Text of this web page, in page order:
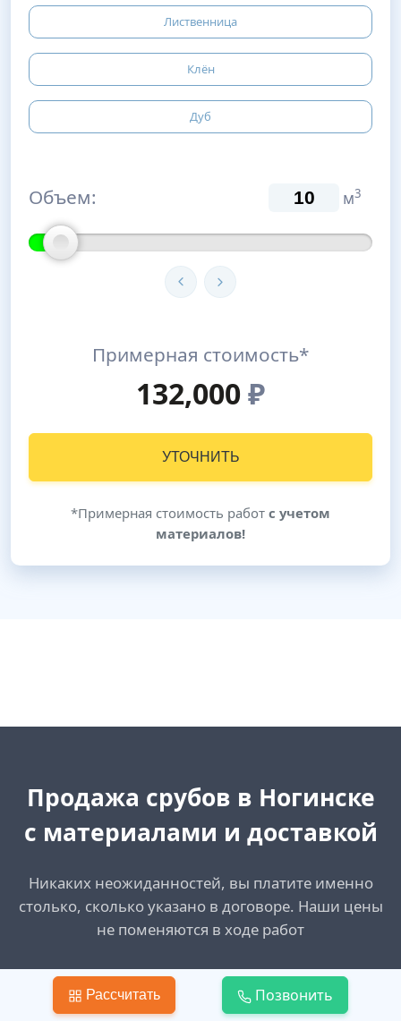
Лиственница
Клён
Дуб
Объем: м3
Примерная стоимость*
132,000₽
УТОЧНИТЬ
*Примерная стоимость работ с учетом
материалов!
Продажа срубов в Ногинске
с материалами и доставкой
Никаких неожиданностей, вы платите именно
столько, сколько указано в договоре. Наши цены
не поменяются в ходе работ
Создать запрос
Рассчитать Позвонить